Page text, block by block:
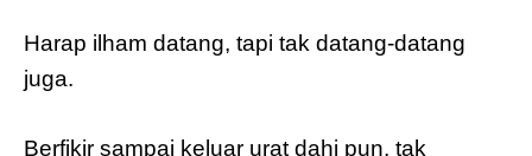
Harap ilham datang, tapi tak datang-datang
juga.
Berfikir sampai keluar urat dahi pun, tak